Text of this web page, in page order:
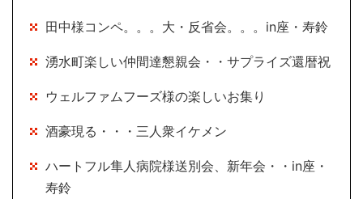
田中様コンペ。。。大・反省会。。。in座・寿鈴
湧水町楽しい仲間達懇親会・・サプライズ還暦祝
ウェルファムフーズ様の楽しいお集り
酒豪現る・・・三人衆イケメン
ハートフル隼人病院様送別会、新年会・・in座・
寿鈴